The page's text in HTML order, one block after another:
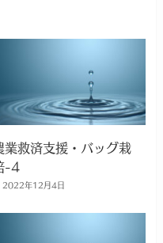
業救済支援・バッグ栽
-4
2022年12月4日